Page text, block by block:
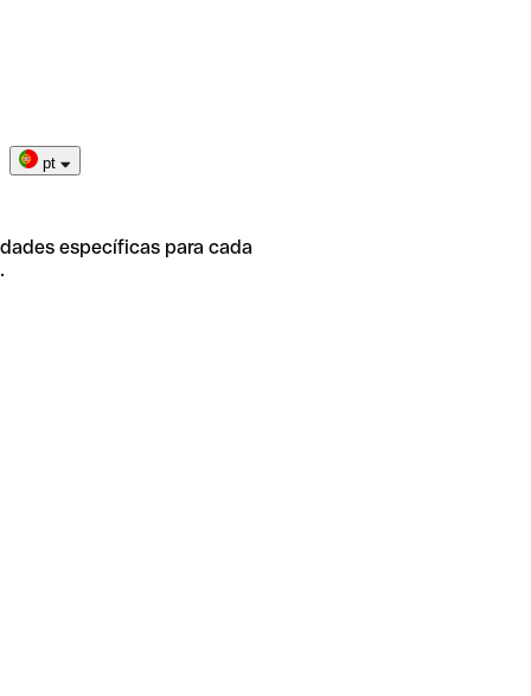
pt
específicas para cada